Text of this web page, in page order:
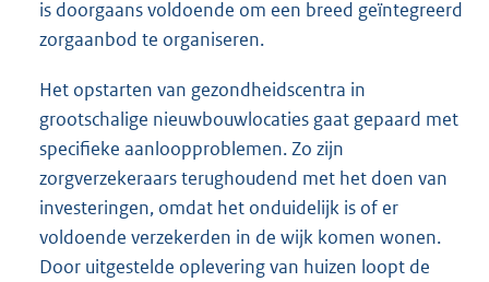
is doorgaans voldoende om een breed geïntegreerd
zorgaanbod te organiseren.
Het opstarten van gezondheidscentra in
grootschalige nieuwbouwlocaties gaat gepaard met
specifieke aanloopproblemen. Zo zijn
zorgverzekeraars terughoudend met het doen van
investeringen, omdat het onduidelijk is of er
voldoende verzekerden in de wijk komen wonen.
Door uitgestelde oplevering van huizen loopt de